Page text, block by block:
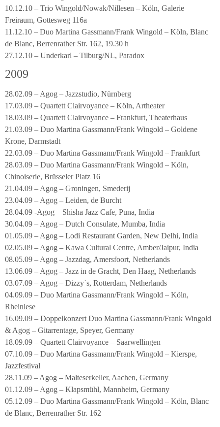
10.12.10 – Trio Wingold/Nowak/Nillesen – Köln, Galerie
Freiraum, Gottesweg 116a
11.12.10 – Duo Martina Gassmann/Frank Wingold – Köln, Blanc
de Blanc, Berrenrather Str. 162, 19.30 h
27.12.10 – Underkarl – Tilburg/NL, Paradox
2009
28.02.09 – Agog – Jazzstudio, Nürnberg
17.03.09 – Quartett Clairvoyance – Köln, Artheater
18.03.09 – Quartett Clairvoyance – Frankfurt, Theaterhaus
21.03.09 – Duo Martina Gassmann/Frank Wingold – Goldene
Krone, Darmstadt
22.03.09 – Duo Martina Gassmann/Frank Wingold – Frankfurt
28.03.09 – Duo Martina Gassmann/Frank Wingold – Köln,
Chinoiserie, Brüsseler Platz 16
21.04.09 – Agog – Groningen, Smederij
23.04.09 – Agog – Leiden, de Burcht
28.04.09 -Agog – Shisha Jazz Cafe, Puna, India
30.04.09 – Agog – Dutch Consulate, Mumba, India
01.05.09 – Agog – Lodi Restaurant Garden, New Delhi, India
02.05.09 – Agog – Kawa Cultural Centre, Amber/Jaipur, India
08.05.09 – Agog – Jazzdag, Amersfoort, Netherlands
13.06.09 – Agog – Jazz in de Gracht, Den Haag, Netherlands
03.07.09 – Agog – Dizzy´s, Rotterdam, Netherlands
04.09.09 – Duo Martina Gassmann/Frank Wingold – Köln,
Rheinlese
16.09.09 – Doppelkonzert Duo Martina Gassmann/Frank Wingold
& Agog – Gitarrentage, Speyer, Germany
18.09.09 – Quartett Clairvoyance – Saarwellingen
07.10.09 – Duo Martina Gassmann/Frank Wingold – Kierspe,
Jazzfestival
28.11.09 – Agog – Malteserkeller, Aachen, Germany
01.12.09 – Agog – Klapsmühl, Mannheim, Germany
05.12.09 – Duo Martina Gassmann/Frank Wingold – Köln, Blanc
de Blanc, Berrenrather Str. 162